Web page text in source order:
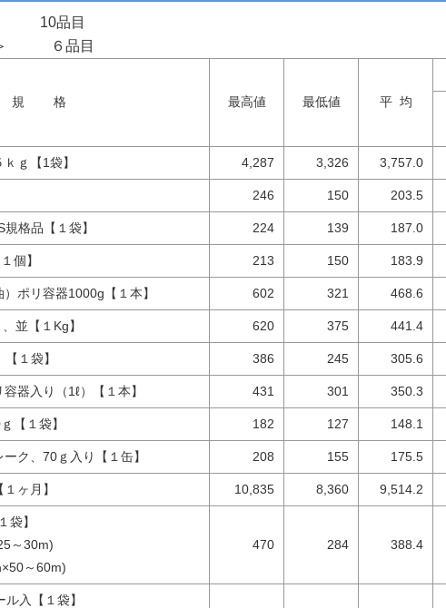
品目
６品目
規 格 最高値 最低値 平 均
ｇ【1袋】 4,287 3,326 3,757.0
246 150 203.5
格品【１袋】 224 139 187.0
個】 213 150 183.9
ポリ容器1000g【１本】 602 321 468.6
並【１Kg】 620 375 441.4
１袋】 386 245 305.6
器入り（1ℓ）【１本】 431 301 350.3
【１袋】 182 127 148.1
ク、70ｇ入り【１缶】 208 155 175.5
ヶ月】 10,835 8,360 9,514.2
袋】
～30m)
～60m)
470 284 388.4
入【１袋】